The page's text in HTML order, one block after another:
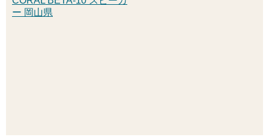
ー 岡山県